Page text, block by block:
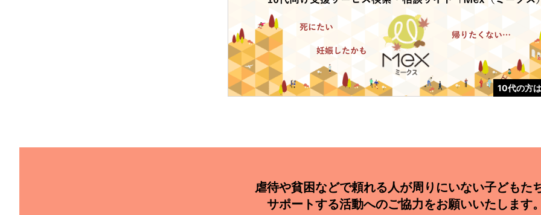
10代の方
虐待や貧困などで頼れる人が周りにいない子どもた
サポートする活動へのご協力をお願いいたします